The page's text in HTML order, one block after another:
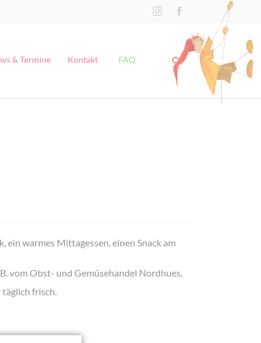
überspringen
& Termine Kontakt FAQ
warmes Mittagessen, einen Snack am
vom Obst- und Gemüsehandel Nordhues.
frisch.